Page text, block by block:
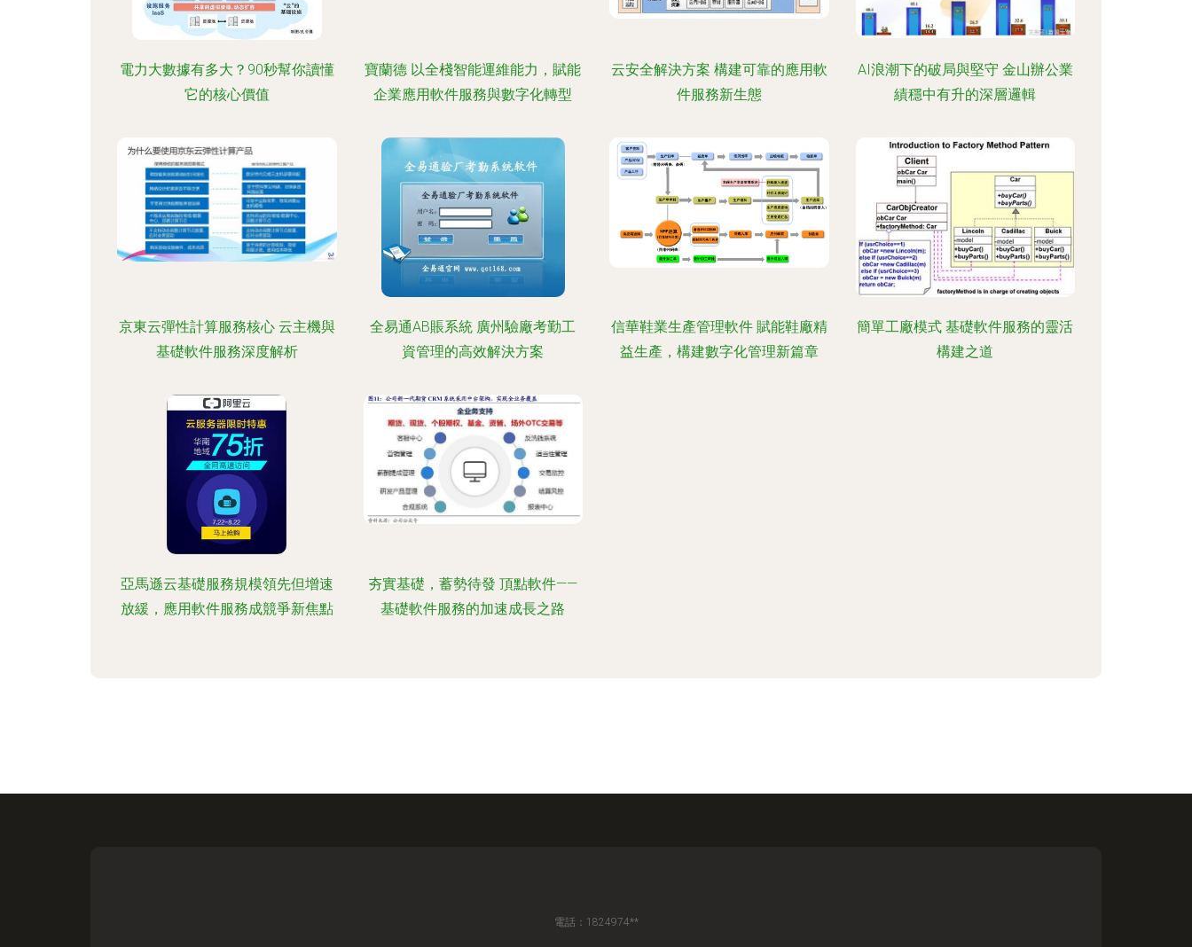
電力大數據有多大？90秒幫你讀懂
它的核心價值
寶蘭德 以全棧智能運維能力，賦能
企業應用軟件服務與數字化轉型
云安全解決方案 構建可靠的應用軟
件服務新生態
AI浪潮下的破局與堅守 金山辦公業
績穩中有升的深層邏輯
京東云彈性計算服務核心 云主機與
基礎軟件服務深度解析
全易通AB賬系統 廣州驗廠考勤工
資管理的高效解決方案
信華鞋業生產管理軟件 賦能鞋廠精
益生產，構建數字化管理新篇章
簡單工廠模式 基礎軟件服務的靈活
構建之道
亞馬遜云基礎服務規模領先但增速
放緩，應用軟件服務成競爭新焦點
夯實基礎，蓄勢待發 頂點軟件——
基礎軟件服務的加速成長之路
電話：1824974**